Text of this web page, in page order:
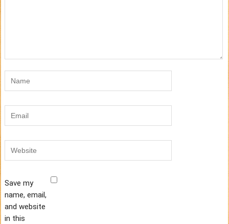
Save my
name, email,
and website
in this